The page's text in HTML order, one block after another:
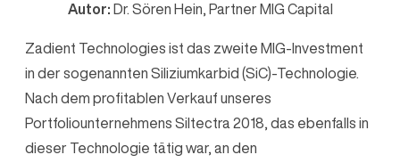
Autor: Dr. Sören Hein, Partner MIG Capital
Zadient Technologies ist das zweite MIG-Investment
in der sogenannten Siliziumkarbid (SiC)-Technologie.
Nach dem profitablen Verkauf unseres
Portfoliounternehmens Siltectra 2018, das ebenfalls in
dieser Technologie tätig war, an den